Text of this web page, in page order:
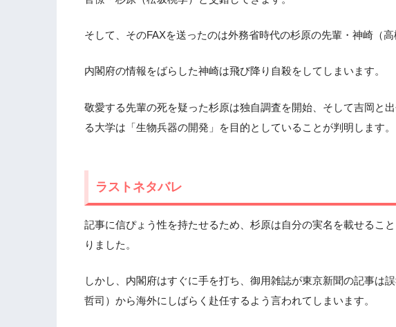
そして、そのFAXを送ったのは外務省時代の杉原の先輩・神崎（高
内閣府の情報をばらした神崎は飛び降り自殺をしてしまいます。
敬愛する先輩の死を疑った杉原は独自調査を開始、そして吉岡と
る大学は「生物兵器の開発」を目的としていることが判明します。
ラストネタバレ
記事に信ぴょう性を持たせるため、杉原は自分の実名を載せるこ
りました。
しかし、内閣府はすぐに手を打ち、御用雑誌が東京新聞の記事は
哲司）から海外にしばらく赴任するよう言われてしまいます。